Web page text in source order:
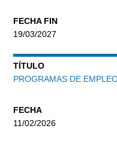
FECHA FIN
19/03/2027
TÍTULO
PROGRAMAS DE
FECHA
11/02/2026